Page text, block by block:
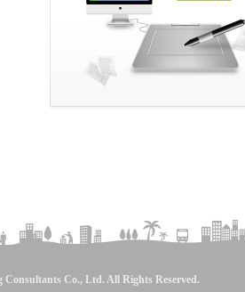
Co., Ltd. All Rights Reserved.